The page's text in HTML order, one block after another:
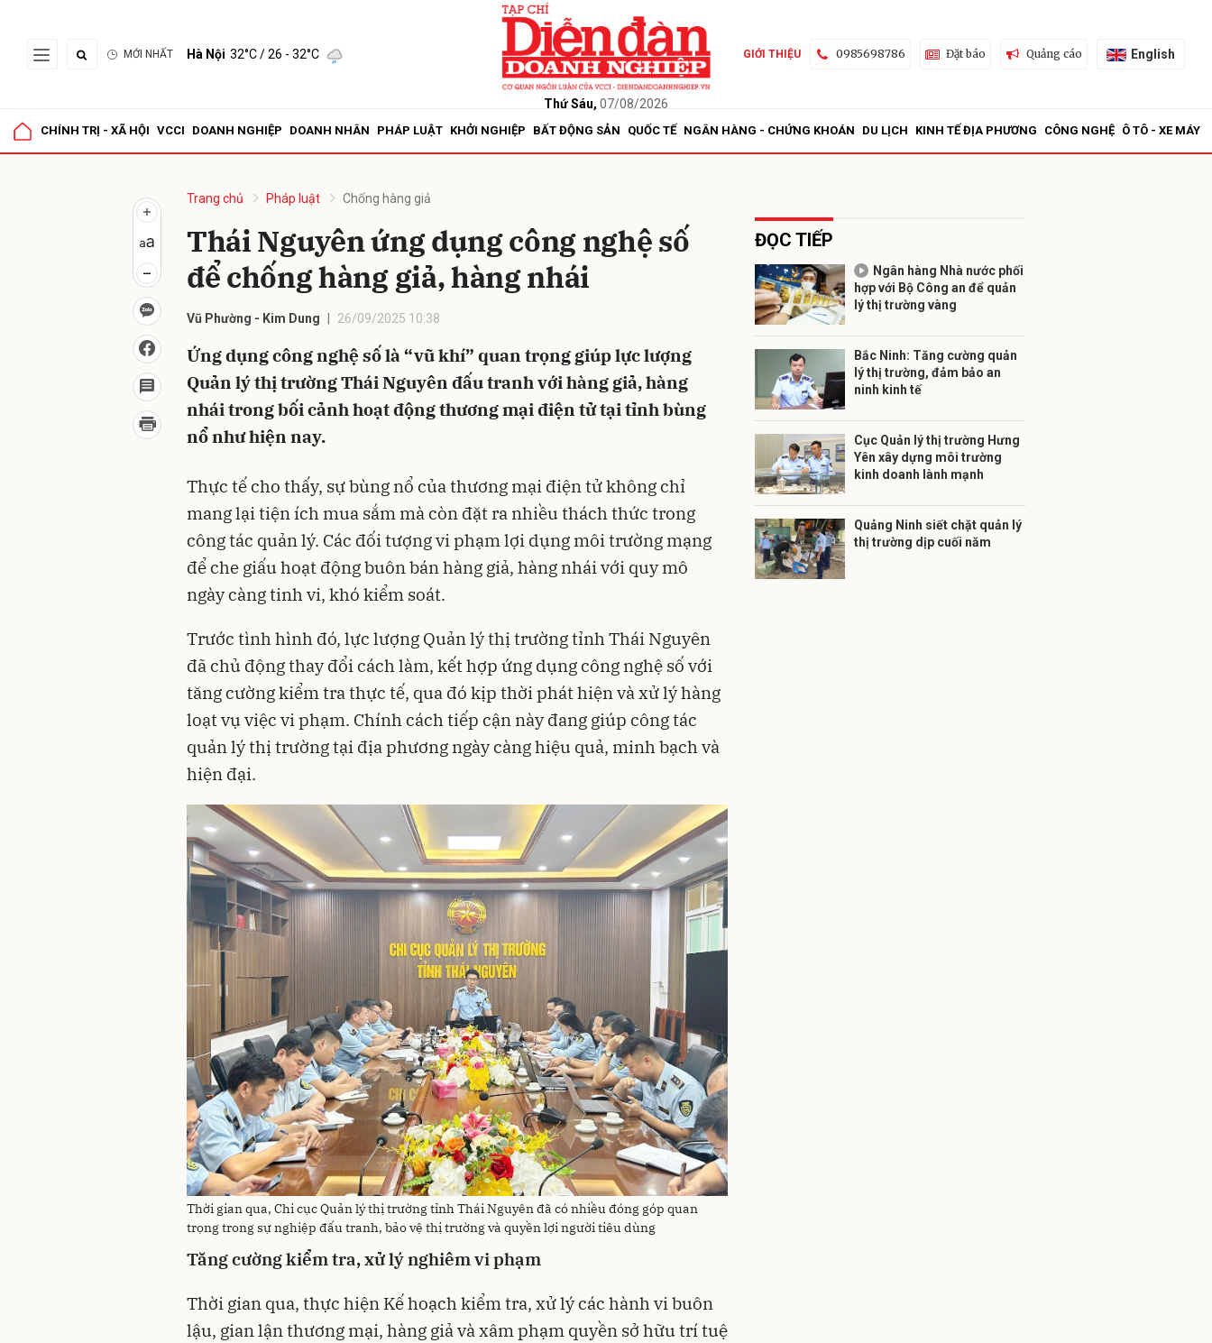
MỚI NHẤT Hà Nội 32°C/ 26 - 32°C
Thứ Sáu, 07/08/2026
GIỚI THIỆU 0985698786 Đặt báo Quảng cáo English
CHÍNH TRỊ - XÃ HỘI VCCI DOANH NGHIỆP DOANH NHÂN PHÁP LUẬT KHỞI NGHIỆP BẤT ĐỘNG SẢN QUỐC TẾ NGÂN HÀNG - CHỨNG KHOÁN DU LỊCH KINH TẾ ĐỊA PHƯƠNG CÔNG NGHỆ Ô TÔ - XE MÁY
Trang chủ Pháp luật Chống hàng giả
Thái Nguyên ứng dụng công nghệ số
để chống hàng giả, hàng nhái
Vũ Phường - Kim Dung 26/09/2025 10:38
Ứng dụng công nghệ số là “vũ khí” quan trọng giúp lực lượng
Quản lý thị trường Thái Nguyên đấu tranh với hàng giả, hàng
nhái trong bối cảnh hoạt động thương mại điện tử tại tỉnh bùng
nổ như hiện nay.
Thực tế cho thấy, sự bùng nổ của thương mại điện tử không chỉ
mang lại tiện ích mua sắm mà còn đặt ra nhiều thách thức trong
công tác quản lý. Các đối tượng vi phạm lợi dụng môi trường mạng
để che giấu hoạt động buôn bán hàng giả, hàng nhái với quy mô
ngày càng tinh vi, khó kiểm soát.
Trước tình hình đó, lực lượng Quản lý thị trường tỉnh Thái Nguyên
đã chủ động thay đổi cách làm, kết hợp ứng dụng công nghệ số với
tăng cường kiểm tra thực tế, qua đó kịp thời phát hiện và xử lý hàng
loạt vụ việc vi phạm. Chính cách tiếp cận này đang giúp công tác
quản lý thị trường tại địa phương ngày càng hiệu quả, minh bạch và
hiện đại.
Thời gian qua, Chi cục Quản lý thị trường tỉnh Thái Nguyên đã có nhiều đóng góp quan
trọng trong sự nghiệp đấu tranh, bảo vệ thị trường và quyền lợi người tiêu dùng
Tăng cường kiểm tra, xử lý nghiêm vi phạm
Thời gian qua, thực hiện Kế hoạch kiểm tra, xử lý các hành vi buôn
lậu, gian lận thương mại, hàng giả và xâm phạm quyền sở hữu trí tuệ
ĐỌC TIẾP
Ngân hàng Nhà nước phối
hợp với Bộ Công an để quản
lý thị trường vàng
Bắc Ninh: Tăng cường quản
lý thị trường, đảm bảo an
ninh kinh tế
Cục Quản lý thị trường Hưng
Yên xây dựng môi trường
kinh doanh lành mạnh
Quảng Ninh siết chặt quản lý
thị trường dịp cuối năm
Gửi